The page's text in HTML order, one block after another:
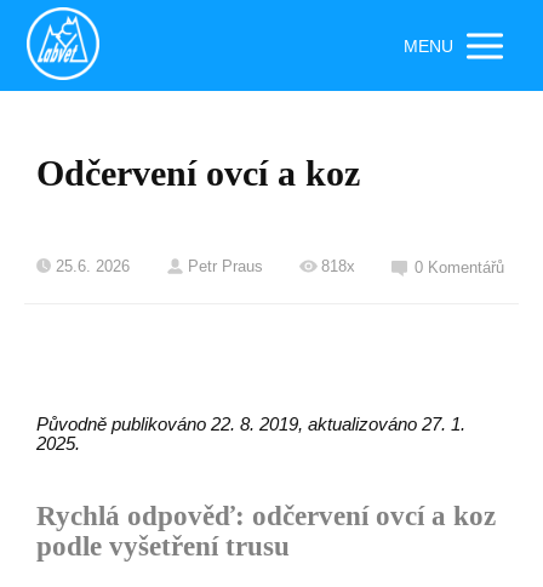
MENU
Odčervení ovcí a koz
25.6. 2026 Petr Praus 818x 0 Komentářů
Původně publikováno 22. 8. 2019, aktualizováno 27. 1.
2025.
Rychlá odpověď: odčervení ovcí a koz
podle vyšetření trusu